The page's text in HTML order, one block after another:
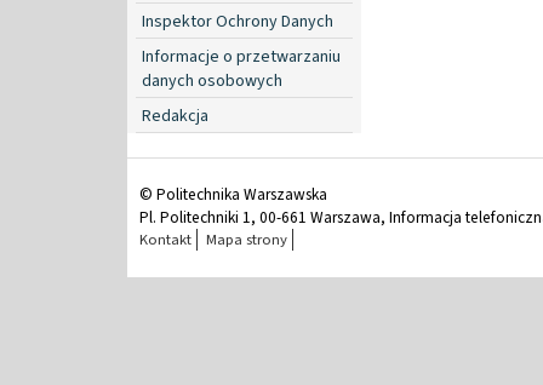
Inspektor Ochrony Danych
Informacje o przetwarzaniu
danych osobowych
Redakcja
© Politechnika Warszawska
Pl. Politechniki 1, 00-661 Warszawa, Informacja
Kontakt Mapa strony